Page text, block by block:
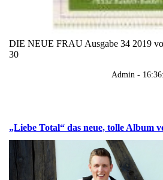
DIE NEUE FRAU Ausgabe 34 2019
30
Admin -
„Liebe Total“ das neue, tolle Album